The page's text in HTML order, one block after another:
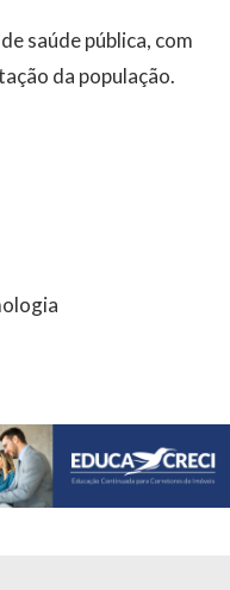
saúde pública, com
da população.